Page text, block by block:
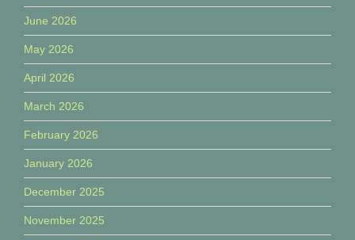
June 2026
May 2026
April 2026
March 2026
February 2026
January 2026
December 2025
November 2025